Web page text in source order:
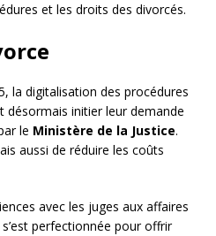
et les droits des divorcés.
la digitalisation des procédures
désormais initier leur demande
le Ministère de la Justice.
aussi de réduire les coûts
avec les juges aux affaires
perfectionnée pour offrir